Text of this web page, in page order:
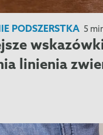
PODSZERSTKA 5
linienia